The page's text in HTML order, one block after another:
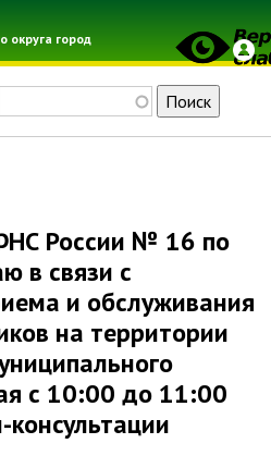
округа город
в связи с
и обслуживания
на территории
с 10:00 до 11:00